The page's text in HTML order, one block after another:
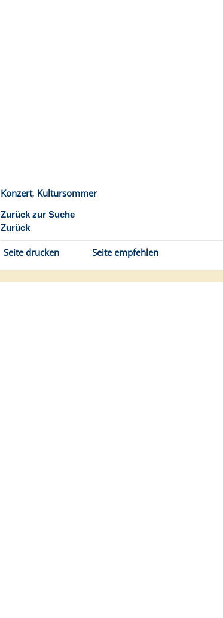
Konzert, Kultursommer
Zurück zur Suche
Zurück
Seite drucken Seite empfehlen